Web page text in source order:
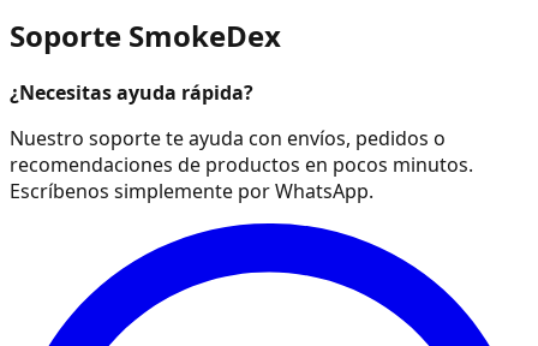
Soporte SmokeDex
¿Necesitas ayuda rápida?
Nuestro soporte te ayuda con envíos, pedidos o
recomendaciones de productos en pocos minutos.
Escríbenos simplemente por WhatsApp.